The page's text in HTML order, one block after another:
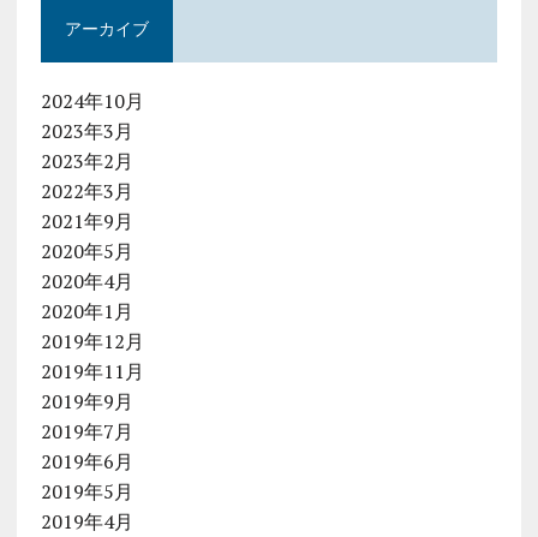
アーカイブ
2024年10月
2023年3月
2023年2月
2022年3月
2021年9月
2020年5月
2020年4月
2020年1月
2019年12月
2019年11月
2019年9月
2019年7月
2019年6月
2019年5月
2019年4月